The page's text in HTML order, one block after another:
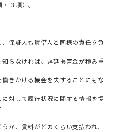
３項）。
保証人も賃借人と同様の責任を負
らなければ、遅延損害金が積み重
きかける機会を失することにもな
対して履行状況に関する情報を提
か、賃料がどのくらい支払われ、